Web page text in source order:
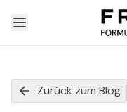
Zurück zum Blog